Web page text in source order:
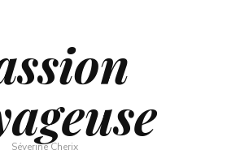
Séverine Cherix